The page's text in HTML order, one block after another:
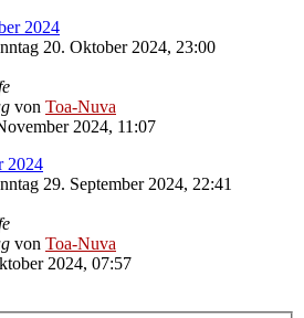
2024
20. Oktober 2024, 23:00
von Toa-Nuva
2024, 11:07
2024
29. September 2024, 22:41
von Toa-Nuva
2024, 07:57